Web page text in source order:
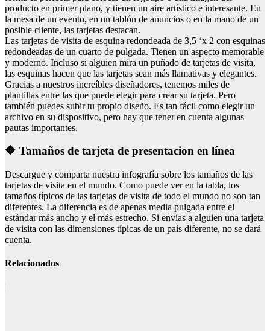
producto en primer plano, y tienen un aire artístico e interesante. En
la mesa de un evento, en un tablón de anuncios o en la mano de un
posible cliente, las tarjetas destacan.
Las tarjetas de visita de esquina redondeada de 3,5 ‘x 2 con esquinas
redondeadas de un cuarto de pulgada. Tienen un aspecto memorable
y moderno. Incluso si alguien mira un puñado de tarjetas de visita,
las esquinas hacen que las tarjetas sean más llamativas y elegantes.
Gracias a nuestros increíbles diseñadores, tenemos miles de
plantillas entre las que puede elegir para crear su tarjeta. Pero
también puedes subir tu propio diseño. Es tan fácil como elegir un
archivo en su dispositivo, pero hay que tener en cuenta algunas
pautas importantes.
🔶 Tamaños de tarjeta de presentacion en línea
Descargue y comparta nuestra infografía sobre los tamaños de las
tarjetas de visita en el mundo. Como puede ver en la tabla, los
tamaños típicos de las tarjetas de visita de todo el mundo no son tan
diferentes. La diferencia es de apenas media pulgada entre el
estándar más ancho y el más estrecho. Si envías a alguien una tarjeta
de visita con las dimensiones típicas de un país diferente, no se dará
cuenta.
Relacionados